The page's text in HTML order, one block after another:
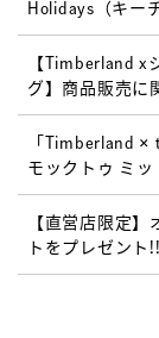
Holidays（キー
【Timberland x
グ】商品販売に
「Timberland
モックトゥ ミ
【直営店限定
トをプレゼント!!